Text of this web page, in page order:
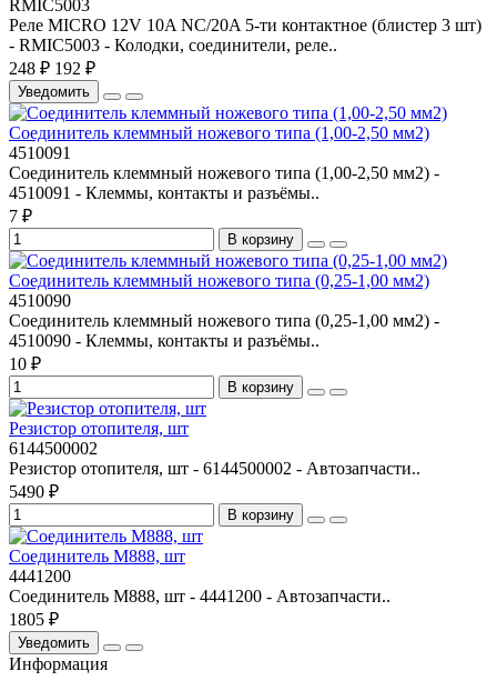
RMIC5003
Реле MICRO 12V 10A NC/20A 5-ти контактное (блистер 3 шт)
- RMIC5003 - Колодки, соединители, реле..
248 ₽ 192 ₽
Уведомить
Соединитель клеммный ножевого типа (1,00-2,50 мм2)
4510091
Соединитель клеммный ножевого типа (1,00-2,50 мм2) -
4510091 - Клеммы, контакты и разъёмы..
7 ₽
В корзину
Соединитель клеммный ножевого типа (0,25-1,00 мм2)
4510090
Соединитель клеммный ножевого типа (0,25-1,00 мм2) -
4510090 - Клеммы, контакты и разъёмы..
10 ₽
В корзину
Резистор отопителя, шт
6144500002
Резистор отопителя, шт - 6144500002 - Автозапчасти..
5490 ₽
В корзину
Соединитель М888, шт
4441200
Соединитель М888, шт - 4441200 - Автозапчасти..
1805 ₽
Уведомить
Информация